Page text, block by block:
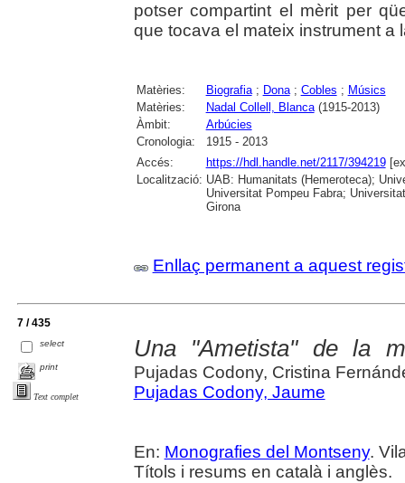
potser compartint el mèrit per
que tocava el mateix instrument a
Matèries: Biografia; Dona; Cobles ; Músics
Matèries:
Nadal Collell, Blanca(1915-2013)
Àmbit:
Arbúcies
Cronologia:
1915 - 2013
Accés:
https://hdl.handle.net/2117/394219
Localització: UAB: Humanitats (Hemeroteca);
Universitat Pompeu Fabra;
Girona
Enllaç permanent a aquest
7 / 435
select
print
Text complet
Una "Ametista" de la
Pujadas Codony, Cristina
Pujadas Codony, Jaume
En: Monografies del Montseny.
Títols i resums en català i anglès.